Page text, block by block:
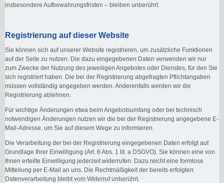
insbesondere Aufbewahrungsfristen – bleiben unberührt.
Registrierung auf dieser Website
Sie können sich auf unserer Website registrieren, um zusätzliche Funktionen
auf der Seite zu nutzen. Die dazu eingegebenen Daten verwenden wir nur
zum Zwecke der Nutzung des jeweiligen Angebotes oder Dienstes, für den Sie
sich registriert haben. Die bei der Registrierung abgefragten Pflichtangaben
müssen vollständig angegeben werden. Anderenfalls werden wir die
Registrierung ablehnen.
Für wichtige Änderungen etwa beim Angebotsumfang oder bei technisch
notwendigen Änderungen nutzen wir die bei der Registrierung angegebene E-
Mail-Adresse, um Sie auf diesem Wege zu informieren.
Die Verarbeitung der bei der Registrierung eingegebenen Daten erfolgt auf
Grundlage Ihrer Einwilligung (Art. 6 Abs. 1 lit. a DSGVO). Sie können eine von
Ihnen erteilte Einwilligung jederzeit widerrufen. Dazu reicht eine formlose
Mitteilung per E-Mail an uns. Die Rechtmäßigkeit der bereits erfolgten
Datenverarbeitung bleibt vom Widerruf unberührt.